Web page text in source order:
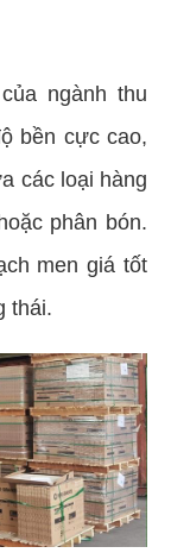
ngành thu
bền cực cao,
các loại hàng
phân bón.
men giá tốt
thái.